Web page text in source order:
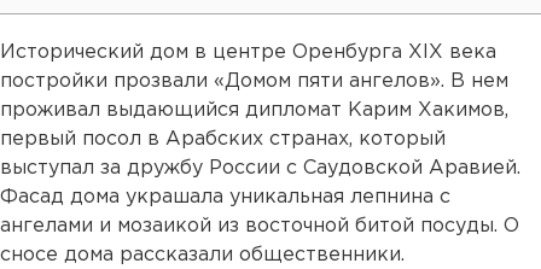
Исторический дом в центре Оренбурга XIX века
постройки прозвали «Домом пяти ангелов». В нем
проживал выдающийся дипломат Карим Хакимов,
первый посол в Арабских странах, который
выступал за дружбу России с Саудовской Аравией.
Фасад дома украшала уникальная лепнина с
ангелами и мозаикой из восточной битой посуды. О
сносе дома рассказали общественники.